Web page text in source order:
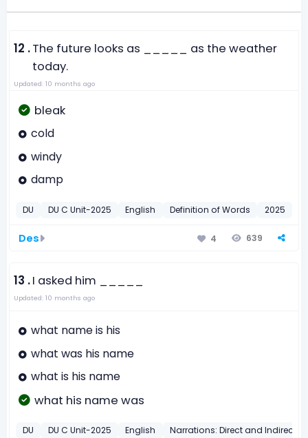
12 .The future looks as _____ as the weather
today.
Updated: 10 months ago
bleak
cold
windy
damp
DU DU C Unit-2025 English Definition of Words 2025
Des 4 639
13 .I asked him _____
Updated: 10 months ago
what name is his
what was his name
what is his name
what his name was
DU DU C Unit-2025 English Narrations: Direct and Indirect